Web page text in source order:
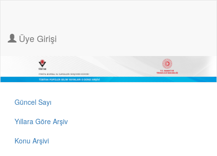
Üye Girişi
Güncel Sayı
Yıllara Göre Arşiv
Konu Arşivi